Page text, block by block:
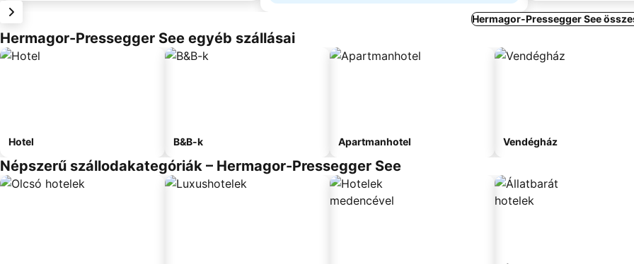
Hermagor-Pressegger See
Hermagor-Pressegger See egyéb szállásai
Hotel B&B-k Apartmanhotel Vendégház
Népszerű szállodakategóriák – Hermagor-Pressegger See